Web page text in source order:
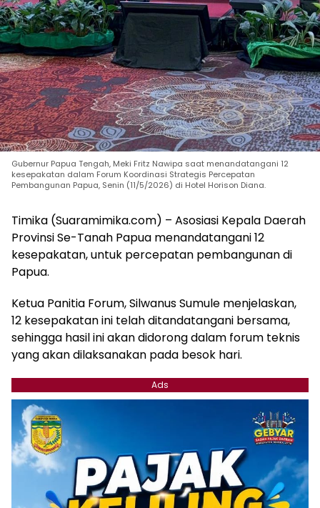
Gubernur Papua Tengah, Meki Fritz Nawipa saat menandatangani 12
kesepakatan dalam Forum Koordinasi Strategis Percepatan
Pembangunan Papua, Senin (11/5/2026) di Hotel Horison Diana.
Timika (Suaramimika.com) – Asosiasi Kepala Daerah
Provinsi Se-Tanah Papua menandatangani 12
kesepakatan, untuk percepatan pembangunan di
Papua.
Ketua Panitia Forum, Silwanus Sumule menjelaskan,
12 kesepakatan ini telah ditandatangani bersama,
sehingga hasil ini akan didorong dalam forum teknis
yang akan dilaksanakan pada besok hari.
Ads